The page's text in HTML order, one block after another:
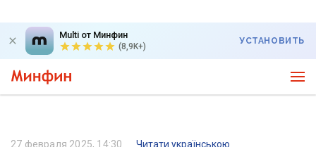
Multi от Минфин
(8,9K+)
УСТАНОВИТЬ
27 февраля 2025, 14:30 Читати українською